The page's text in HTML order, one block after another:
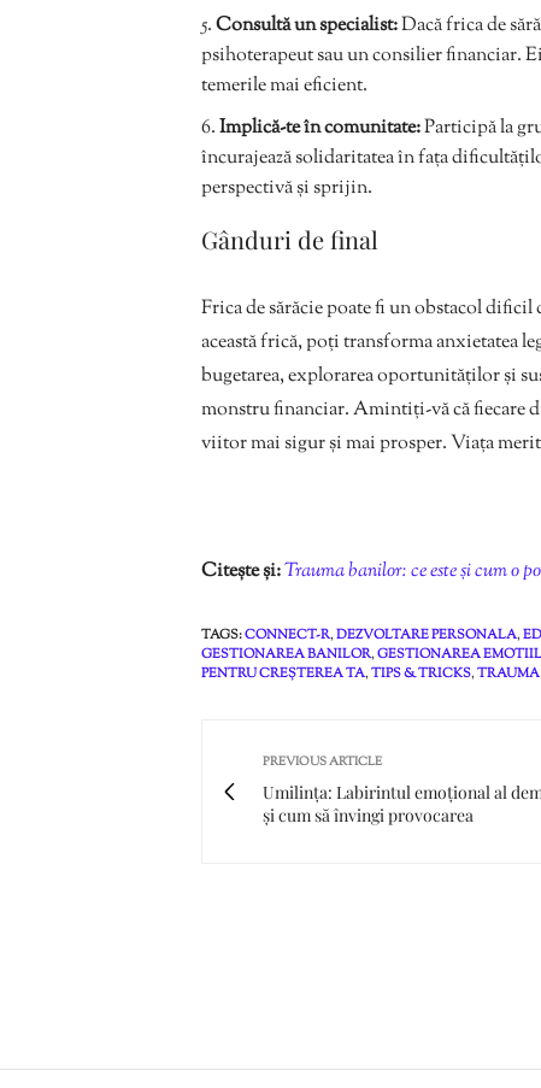
Consultă un specialist:Dacă frica de
psihoterapeut sau un consilier financiar.
temerile mai eficient.
Implică-te în comunitate:Participă la
încurajează solidaritatea în fața
perspectivă și sprijin.
Gânduri de final
Frica de sărăcie poate fi un obstacol
această frică, poți transforma anxietatea
bugetarea, explorarea oportunităților și
monstru financiar. Amintiți-vă că fiecare
viitor mai sigur și mai prosper. Viața
Citește și:Trauma banilor: ce este și cum o
TAGS:CONNECT-R,DEZVOLTARE PERSONALA,
GESTIONAREA BANILOR,GESTIONAREA
PENTRU CREȘTEREA TA,TIPS & TRICKS,
PREVIOUS ARTICLE
Umilința: Labirintul emoțional al
și cum să învingi provocarea